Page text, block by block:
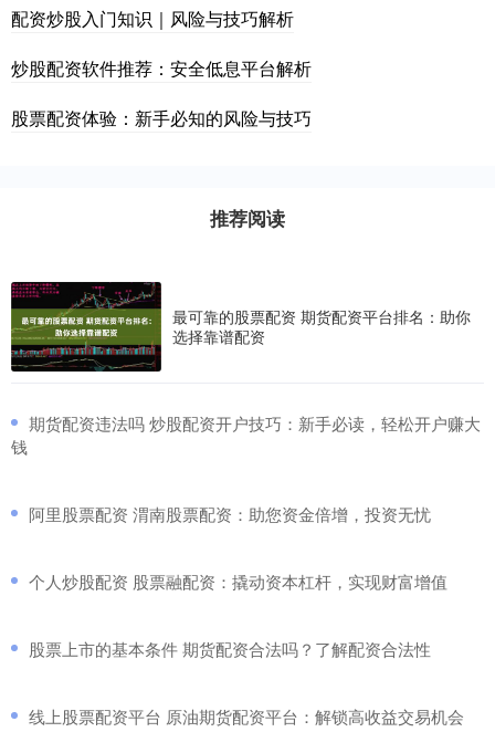
配资炒股入门知识｜风险与技巧解析
炒股配资软件推荐：安全低息平台解析
股票配资体验：新手必知的风险与技巧
推荐阅读
最可靠的股票配资 期货配资平台排名：助你
选择靠谱配资
​期货配资违法吗 炒股配资开户技巧：新手必读，轻松开户赚大
钱
​阿里股票配资 渭南股票配资：助您资金倍增，投资无忧
​个人炒股配资 股票融配资：撬动资本杠杆，实现财富增值
​股票上市的基本条件 期货配资合法吗？了解配资合法性
​线上股票配资平台 原油期货配资平台：解锁高收益交易机会